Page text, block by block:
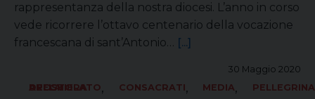
rappresentanza della nostra diocesi. L’anno in corso
vede ricorrere l’ottavo centenario della vocazione
francescana di sant’Antonio… [...]
30 Maggio 2020
APOSTOLATO DELLA PREGHIERA
, CONSACRATI, MEDIA,